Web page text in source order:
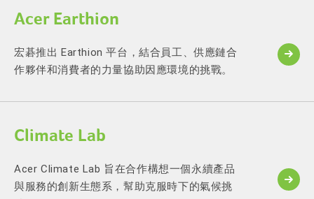
Acer Earthion
宏碁推出 Earthion 平台，結合員工、供應鏈合
作夥伴和消費者的力量協助因應環境的挑戰。
Climate Lab
Acer Climate Lab 旨在合作構想一個永續產品
與服務的創新生態系，幫助克服時下的氣候挑